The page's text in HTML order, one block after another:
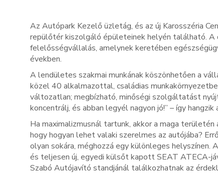
Az Autópark Kezelő üzletág, és az új Karosszéria
repülőtér kiszolgáló épületeinek helyén található.
felelősségvállalás, amelynek keretében
években.
A lendületes szakmai munkának köszönhetően a
közel 40 alkalmazottal, családias
változatlan; megbízható, minőségi szolgáltatást
koncentrálj, és abban legyél nagyon jó!” – így
Ha maximalizmusnál tartunk, akkor a maga
hogy hogyan lehet valaki szerelmes az autójába?
olyan sokára, méghozzá egy különleges helyszínen.
és teljesen új, egyedi külsőt kapott SEAT ATECA-
Szabó Autójavító standjánál találkozhatnak az